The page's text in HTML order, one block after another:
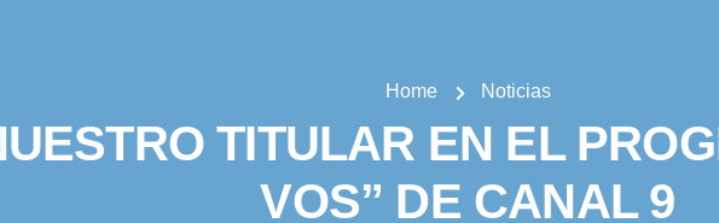
Home Noticias
TITULAR EN EL
VOS” DE CANAL 9